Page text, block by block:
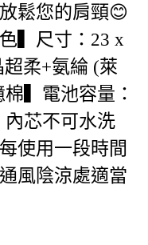
鬆您的肩頸😊
▍尺寸：23 x
柔+氨綸 (萊
▍電池容量：
芯不可水洗
使用一段時間
風陰涼處適當